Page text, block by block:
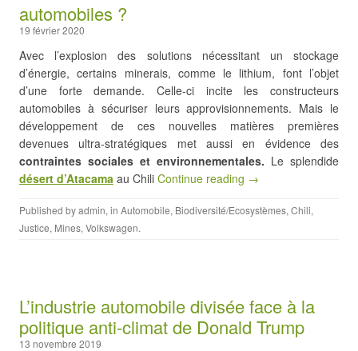
automobiles ?
19 février 2020
Avec l’explosion des solutions nécessitant un stockage
d’énergie, certains minerais, comme le lithium, font l’objet
d’une forte demande. Celle-ci incite les constructeurs
automobiles à sécuriser leurs approvisionnements. Mais le
développement de ces nouvelles matières premières
devenues ultra-stratégiques met aussi en évidence des
contraintes sociales et environnementales. Le splendide
désert d’Atacama au Chili Continue reading →
Published byadmin, in Automobile, Biodiversité/Ecosystèmes, Chili,
Justice, Mines, Volkswagen.
L’industrie automobile divisée face à la
politique anti-climat de Donald Trump
13 novembre 2019